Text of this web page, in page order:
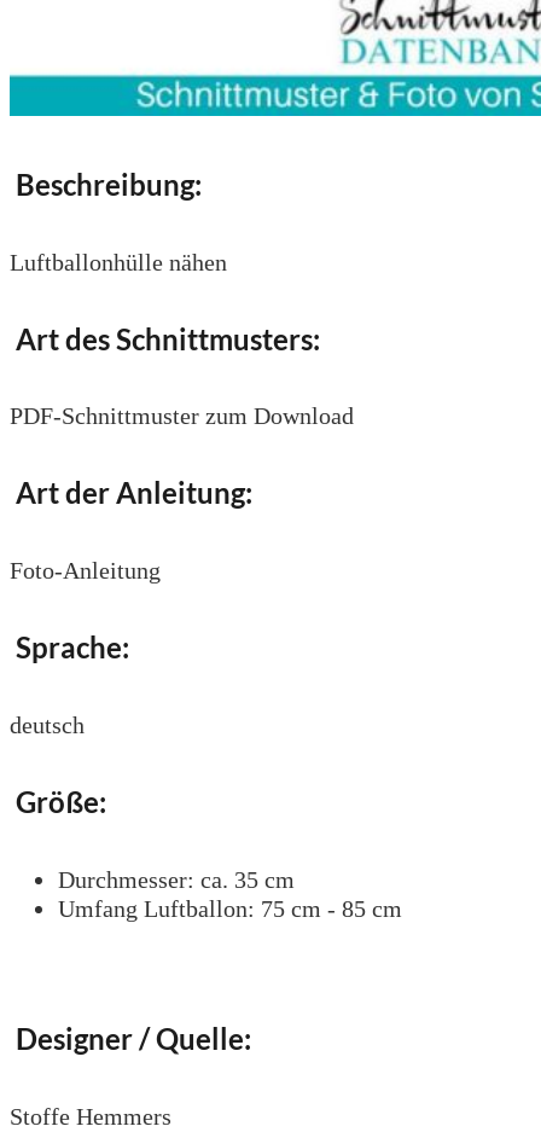
Beschreibung:
Luftballonhülle nähen
Art des Schnittmusters:
PDF-Schnittmuster zum Download
Art der Anleitung:
Foto-Anleitung
Sprache:
deutsch
Größe:
Durchmesser: ca. 35 cm
Umfang Luftballon: 75 cm - 85 cm
Designer / Quelle:
Stoffe Hemmers